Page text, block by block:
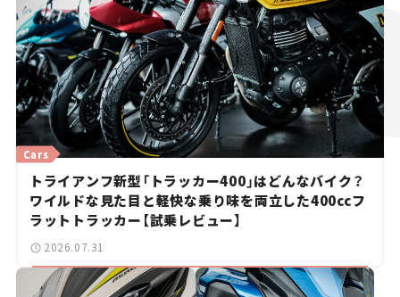
Cars
トライアンフ新型「トラッカー400」はどんなバイク？
ワイルドな見た目と軽快な乗り味を両立した400ccフ
ラットトラッカー【試乗レビュー】
2026.07.31